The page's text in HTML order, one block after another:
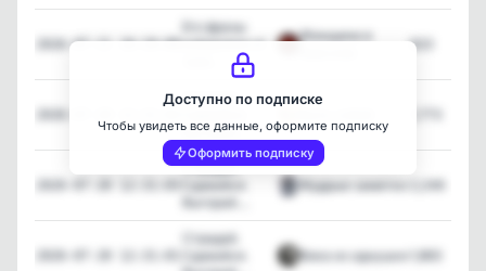
2026-07-21 10:10:08
Его фразы
избавляли от
Женщина в
623
Страдай.
Выгорай....
Страдай.
Выгорай....
Мудрые заметки 2,246
Страдай.
Сдавайся.
Вика из однушки 1,863
Доступно по подписке
Чтобы увидеть все данные, оформите подписку
Оформить подписку